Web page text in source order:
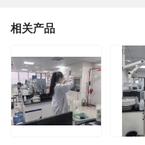
相关产品